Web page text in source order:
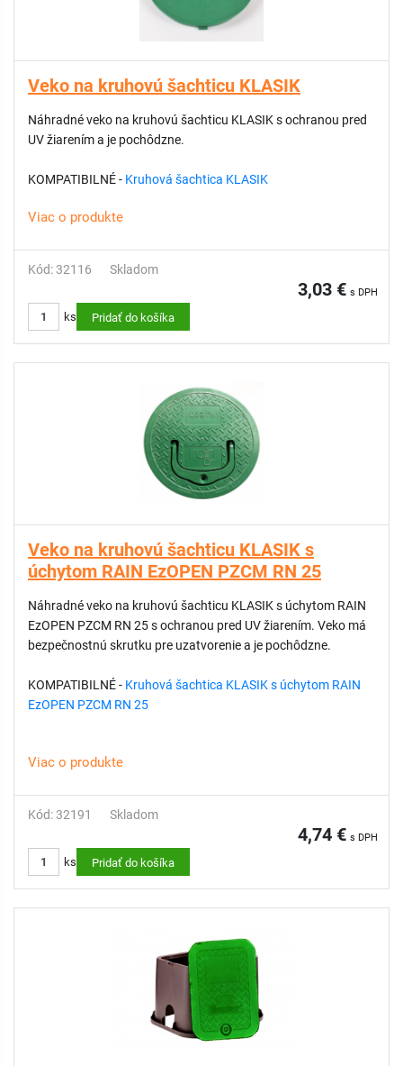
Veko na kruhovú šachticu KLASIK
Náhradné veko na kruhovú šachticu KLASIK s ochranou pred
UV žiarením a je pochôdzne.
KOMPATIBILNÉ - Kruhová šachtica KLASIK
Viac o produkte
Kód: 32116 Skladom
3,03 € s DPH
ks Pridať do košíka
Veko na kruhovú šachticu KLASIK s
úchytom RAIN EzOPEN PZCM RN 25
Náhradné veko na kruhovú šachticu KLASIK s úchytom RAIN
EzOPEN PZCM RN 25 s ochranou pred UV žiarením. Veko má
bezpečnostnú skrutku pre uzatvorenie a je pochôdzne.
KOMPATIBILNÉ - Kruhová šachtica KLASIK s úchytom RAIN
EzOPEN PZCM RN 25
Viac o produkte
Kód: 32191 Skladom
4,74 € s DPH
ks Pridať do košíka